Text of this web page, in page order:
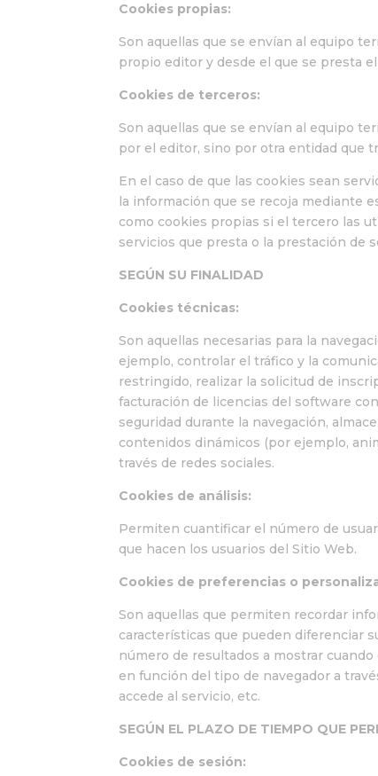
Cookies propias:
Son aquellas que se envían al equipo
propio editor y desde el que se presta
Cookies de terceros:
Son aquellas que se envían al equipo
por el editor, sino por otra entidad que
En el caso de que las cookies sean
la información que se recoja mediante
como cookies propias si el tercero las
servicios que presta o la prestación de
SEGÚN SU FINALIDAD
Cookies técnicas:
Son aquellas necesarias para la
ejemplo, controlar el tráfico y la
restringido, realizar la solicitud de
facturación de licencias del software
seguridad durante la navegación,
contenidos dinámicos (por ejemplo,
través de redes sociales.
Cookies de análisis:
Permiten cuantificar el número de
que hacen los usuarios del Sitio Web.
Cookies de preferencias o
Son aquellas que permiten recordar
características que pueden diferenciar
número de resultados a mostrar
en función del tipo de navegador a
accede al servicio, etc.
SEGÚN EL PLAZO DE TIEMPO QUE
Cookies de sesión: